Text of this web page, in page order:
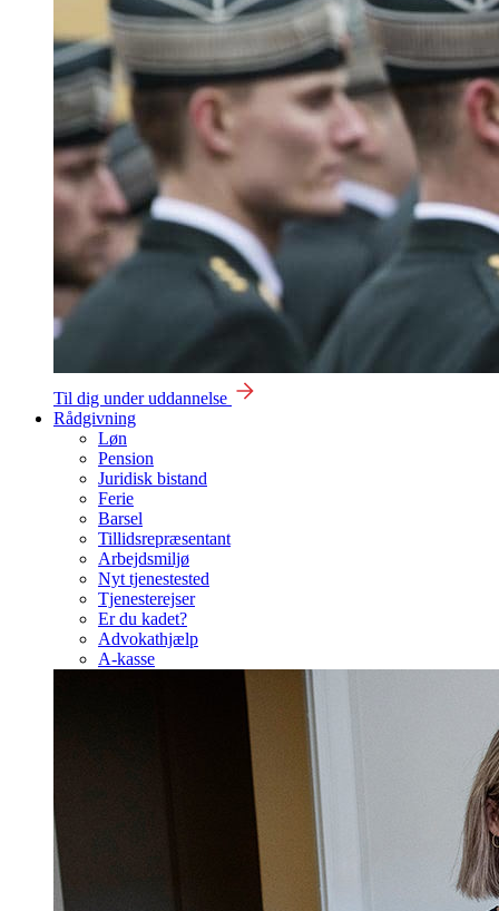
Til dig under uddannelse
Rådgivning
Løn
Pension
Juridisk bistand
Ferie
Barsel
Tillidsrepræsentant
Arbejdsmiljø
Nyt tjenestested
Tjenesterejser
Er du kadet?
Advokathjælp
A-kasse